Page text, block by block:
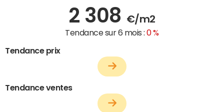
2 308 €/m2
Tendance sur 6 mois :0 %
Tendance prix
Tendance ventes